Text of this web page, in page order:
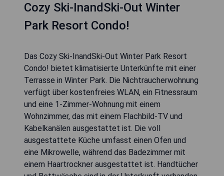
Cozy Ski-InandSki-Out Winter
Park Resort Condo!
Das Cozy Ski-InandSki-Out Winter Park Resort
Condo! bietet klimatisierte Unterkünfte mit einer
Terrasse in Winter Park. Die Nichtraucherwohnung
verfügt über kostenfreies WLAN, ein Fitnessraum
und eine 1-Zimmer-Wohnung mit einem
Wohnzimmer, das mit einem Flachbild-TV und
Kabelkanälen ausgestattet ist. Die voll
ausgestattete Küche umfasst einen Ofen und
eine Mikrowelle, während das Badezimmer mit
einem Haartrockner ausgestattet ist. Handtücher